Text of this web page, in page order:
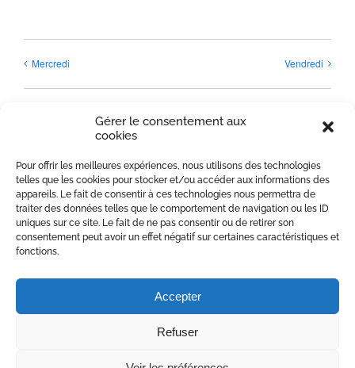
Gérer le consentement aux
cookies
Pour offrir les meilleures expériences, nous utilisons des technologies
telles que les cookies pour stocker et/ou accéder aux informations des
appareils. Le fait de consentir à ces technologies nous permettra de
traiter des données telles que le comportement de navigation ou les ID
uniques sur ce site. Le fait de ne pas consentir ou de retirer son
consentement peut avoir un effet négatif sur certaines caractéristiques et
fonctions.
Accepter
Refuser
Mercredi Vendredi
Détails
Date:
22 mai 2025
Heure :
Catégorie d’Évènement: